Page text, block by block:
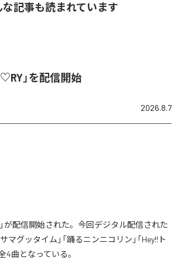
な記事も読まれています
」を配信開始
2026.8.7
が配信開始された。今回デジタル配信された
マグッタイム」「踊るニンニコリン」「Hey!!ト
4曲となっている。